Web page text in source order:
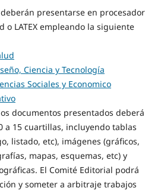
presentarse en procesador
o LATEX empleando la siguiente
Ciencia y Tecnología
Sociales y Economico
documentos presentados deberá
a 15 cuartillas, incluyendo tablas
listado, etc), imágenes (gráficos,
mapas, esquemas, etc) y
El Comité Editorial podrá
y someter a arbitraje trabajos